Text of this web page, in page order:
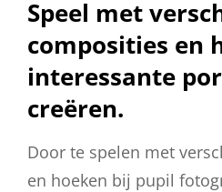
Speel met
composities en
interessante
creëren.
Door te spelen met
en hoeken bij pupil